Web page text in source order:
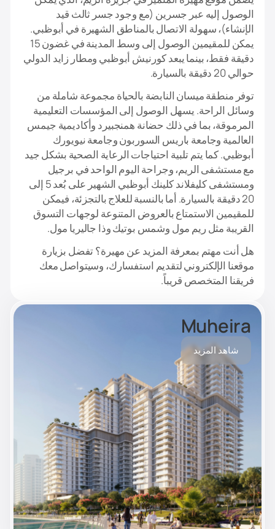
الوصول إليه عبر جسرين (مع وجود جسر ثالث قيد
الإنشاء)، سهولة الاتصال بالمناطق الشهيرة في أبوظبي.
يمكن للمقيمين الوصول إلى وسط المدينة في غضون 15
دقيقة فقط، بينما يبعد كورنيش أبوظبي ومطار زايد الدولي
حوالي 20 دقيقة بالسيارة.
توفر منطقة ميسان النابضة بالحياة مجموعة شاملة من
وسائل الراحة. يسهل الوصول إلى المؤسسات التعليمية
المرموقة، بما في ذلك حضانة همنجبيرد وأكاديمية جيمس
العالمية وجامعة باريس السوربون وجامعة نيويورك
أبوظبي. كما يتم تلبية احتياجات الرعاية الصحية بشكل جيد
مع مستشفى الريم، وجراحة اليوم الواحد في برجيل
ومستشفى كليفلاند كلينك أبوظبي الشهير على بُعد 5 إلى
20 دقيقة بالسيارة. أما بالنسبة للعلاج بالتجزئة، فيمكن
للمقيمين الاستمتاع بالعروض المتنوعة لوجهات التسوق
القريبة مثل ريم مول وشمس بوتيك وذا جاليريا مول.
هل أنت مهتم بمعرفة المزيد عن مهيرة؟ تفضل بزيارة
موقعنا الإلكتروني لتقديم استفسارك، وسيتواصل معك
فريقنا المتخصص قريباً.
Muheira
شاهد المزيد